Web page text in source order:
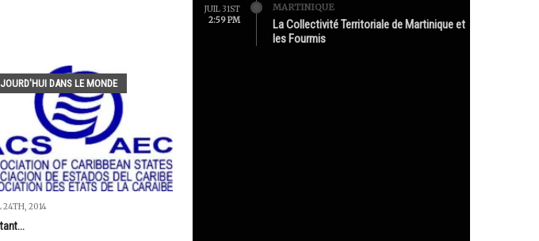
DANS LE MONDE
24TH, 2014
JUIL 31ST
2:59 PM
MARTINIQUE
La Collectivité Territoriale de Martinique et
les Fourmis